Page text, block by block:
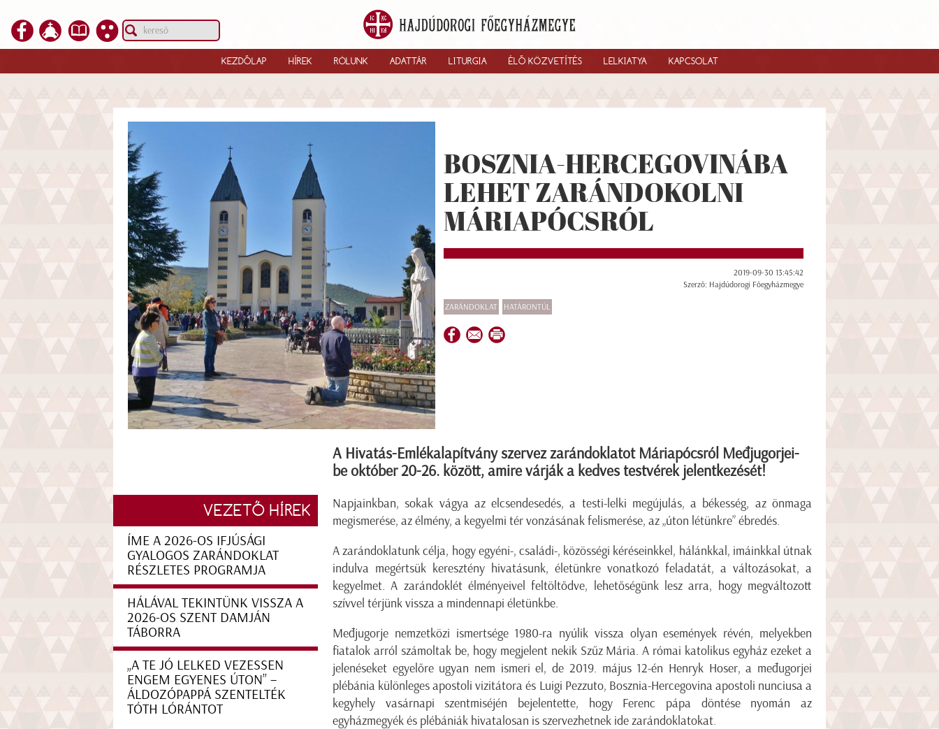
KEZDŐLAP HÍREK RÓLUNK ADATTÁR LITURGIA ÉLŐ KÖZVETÍTÉS LELKIATYA KAPCSOLAT
BOSZNIA-HERCEGOVINÁBA
LEHET ZARÁNDOKOLNI
MÁRIAPÓCSRÓL
2019-09-30 13:45:42
Szerző: Hajdúdorogi Főegyházmegye
ZARÁNDOKLAT HATÁRONTÚL
A Hivatás-Emlékalapítvány szervez zarándoklatot Máriapócsról Međjugorjei-
be október 20-26. között, amire várják a kedves testvérek jelentkezését!
Napjainkban, sokak vágya az elcsendesedés, a testi-lelki megújulás, a békesség, az önmaga
megismerése, az élmény, a kegyelmi tér vonzásának felismerése, az „úton létünkre” ébredés.
A zarándoklatunk célja, hogy egyéni-, családi-, közösségi kéréseinkkel, hálánkkal, imáinkkal útnak
indulva megértsük keresztény hivatásunk, életünkre vonatkozó feladatát, a változásokat, a
kegyelmet. A zarándoklét élményeivel feltöltődve, lehetőségünk lesz arra, hogy megváltozott
szívvel térjünk vissza a mindennapi életünkbe.
Međjugorje nemzetközi ismertsége 1980-ra nyúlik vissza olyan események révén, melyekben
fiatalok arról számoltak be, hogy megjelent nekik Szűz Mária. A római katolikus egyház ezeket a
jelenéseket egyelőre ugyan nem ismeri el, de 2019. május 12-én Henryk Hoser, a međugorjei
plébánia különleges apostoli vizitátora és Luigi Pezzuto, Bosznia-Hercegovina apostoli nunciusa a
kegyhely vasárnapi szentmiséjén bejelentette, hogy Ferenc pápa döntése nyomán az
egyházmegyék és plébániák hivatalosan is szervezhetnek ide zarándoklatokat.
VEZETŐ HÍREK
ÍME A 2026-OS IFJÚSÁGI
GYALOGOS ZARÁNDOKLAT
RÉSZLETES PROGRAMJA
HÁLÁVAL TEKINTÜNK VISSZA A
2026-OS SZENT DAMJÁN
TÁBORRA
„A TE JÓ LELKED VEZESSEN
ENGEM EGYENES ÚTON” –
ÁLDOZÓPAPPÁ SZENTELTÉK
TÓTH LÓRÁNTOT